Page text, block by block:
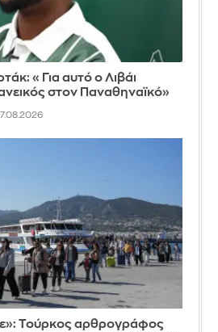
«Για αυτό ο Λιβάι
στον Παναθηναϊκό»
Τούρκος αρθρογράφος